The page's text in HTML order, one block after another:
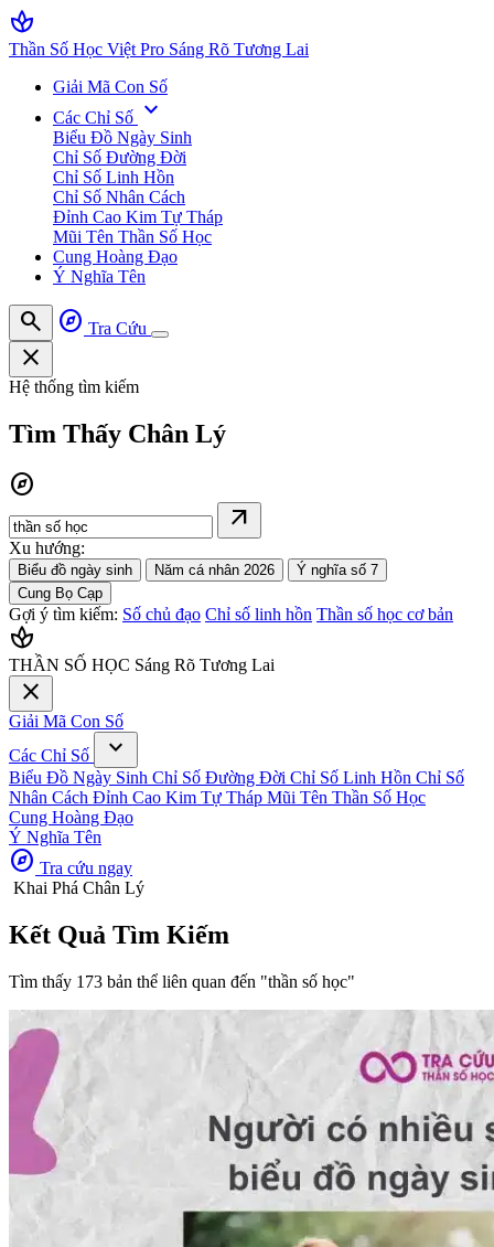
spa
Thần Số Học Việt Pro Sáng Rõ Tương Lai
Giải Mã Con Số
Các Chỉ Số expand_more
Biểu Đồ Ngày Sinh
Chỉ Số Đường Đời
Chỉ Số Linh Hồn
Chỉ Số Nhân Cách
Đỉnh Cao Kim Tự Tháp
Mũi Tên Thần Số Học
Cung Hoàng Đạo
Ý Nghĩa Tên
search explore Tra Cứu
close
Hệ thống tìm kiếm
Tìm Thấy Chân Lý
explore
arrow_outward
Xu hướng:
Biểu đồ ngày sinh Năm cá nhân 2026
Ý nghĩa số 7
Cung Bọ Cạp
Gợi ý tìm kiếm: Số chủ đạo Chỉ số linh hồn Thần số học cơ bản
spa
THẦN SỐ HỌC Sáng Rõ Tương Lai
close
Giải Mã Con Số
Các Chỉ Số
expand_more
Biểu Đồ Ngày Sinh Chỉ Số Đường Đời Chỉ Số Linh Hồn Chỉ Số
Nhân Cách Đỉnh Cao Kim Tự Tháp Mũi Tên Thần Số Học
Cung Hoàng Đạo
Ý Nghĩa Tên
explore Tra cứu ngay
Khai Phá Chân Lý
Kết Quả Tìm Kiếm
Tìm thấy 173 bản thể liên quan đến "thần số học"